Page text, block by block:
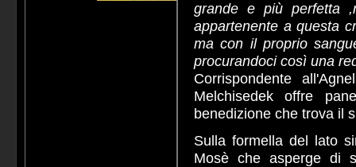
grande e più perfetta
appartenente a questa
ma con il proprio
procurandoci così una
Corrispondente
Melchisedek offre
benedizione che trova il
Sulla formella del lato
Mosè che asperge di